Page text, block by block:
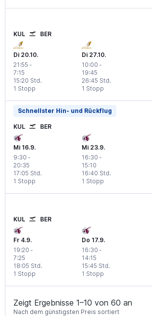
KUL BER
Di 20.10.
21:55 -
7:15
1 Stopp
15:20 Std.
Di 27.10.
10:00 -
19:45
1 Stopp
26:45 Std.
Schnellster Hin- und Rückflug
KUL BER
Mi 16.9.
9:30 -
20:35
1 Stopp
17:05 Std.
Mi 23.9.
16:30 -
15:10
1 Stopp
16:40 Std.
KUL BER
Fr 4.9.
19:20 -
7:25
1 Stopp
18:05 Std.
Do 17.9.
16:30 -
14:15
1 Stopp
15:45 Std.
Zeigt Ergebnisse 1–10 von 60 an
Nach dem günstigsten Preis sortiert